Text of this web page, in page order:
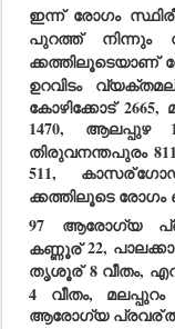
ഇന്ന് രോഗം
പുറത്ത് നിന്നും
ക്കത്തിലൂടെയാണ്
ഉറവിടം
കോഴിക്കോട് 2665,
1470, ആലപ്പുഴ
തിരുവനന്തപുരം
511, കാസര്
ക്കത്തിലൂടെ രോഗം
97 ആരോഗ്യ
കണ്ണൂര് 22,
തൃശൂര് 8 വീതം,
4 വീതം,
ആരോഗ്യ പ്രവര്